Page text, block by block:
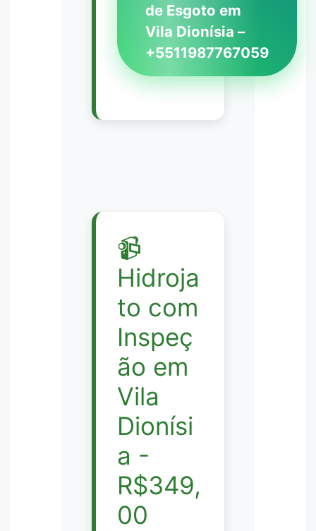
de Esgoto em
Vila Dionísia –
+5511987767059
📹
Hidroja
to com
Inspeç
ão em
Vila
Dionísi
a -
R$349,
00